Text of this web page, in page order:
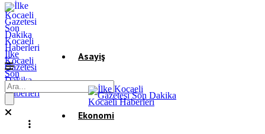
İlke
Kocaeli
Gazetesi
Son
Dakika
Kocaeli
Haberleri
Asayiş
Gündem
Ekonomi